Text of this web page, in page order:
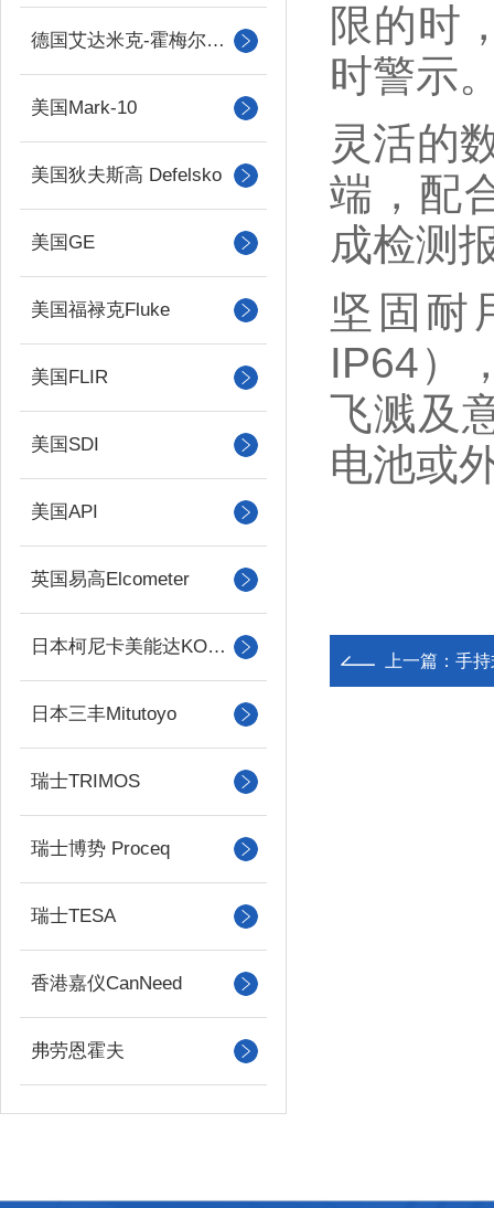
德国艾达米克-霍梅尔Hommel
美国Mark-10
美国狄夫斯高 Defelsko
美国GE
美国福禄克Fluke
美国FLIR
美国SDI
美国API
英国易高Elcometer
日本柯尼卡美能达KONICA MINOLTA
日本三丰Mitutoyo
瑞士TRIMOS
瑞士博势 Proceq
瑞士TESA
香港嘉仪CanNeed
弗劳恩霍夫
限的时
时警示
灵活的
端，配
成检测
坚固耐
IP64）
飞溅及
电池或
上一篇： 手